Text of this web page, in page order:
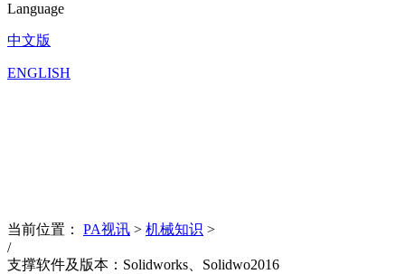
Language
中文版
ENGLISH
当前位置： PA视讯 > 机械知识 >
/
支撑软件及版本：Solidworks、Solidwo2016